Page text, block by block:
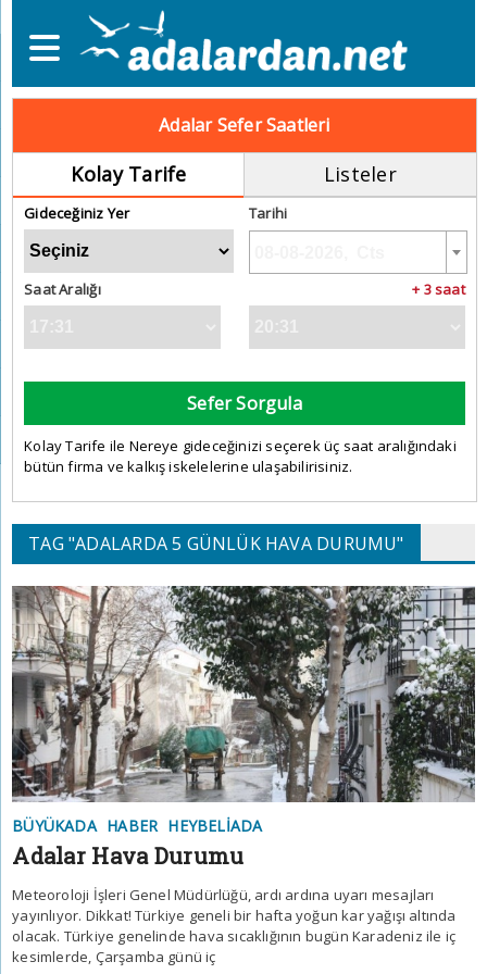
Adalar Sefer Saatleri
Kolay Tarife Listeler
Gideceğiniz Yer Tarihi
Saat Aralığı + 3 saat
Sefer Sorgula
Kolay Tarife ile Nereye gideceğinizi seçerek üç saat aralığındaki
bütün firma ve kalkış iskelelerine ulaşabilirisiniz.
TAG "ADALARDA 5 GÜNLÜK HAVA DURUMU"
BÜYÜKADA HABER HEYBELIADA
Adalar Hava Durumu
Meteoroloji İşleri Genel Müdürlüğü, ardı ardına uyarı mesajları
yayınlıyor. Dikkat! Türkiye geneli bir hafta yoğun kar yağışı altında
olacak. Türkiye genelinde hava sıcaklığının bugün Karadeniz ile iç
kesimlerde, Çarşamba günü iç